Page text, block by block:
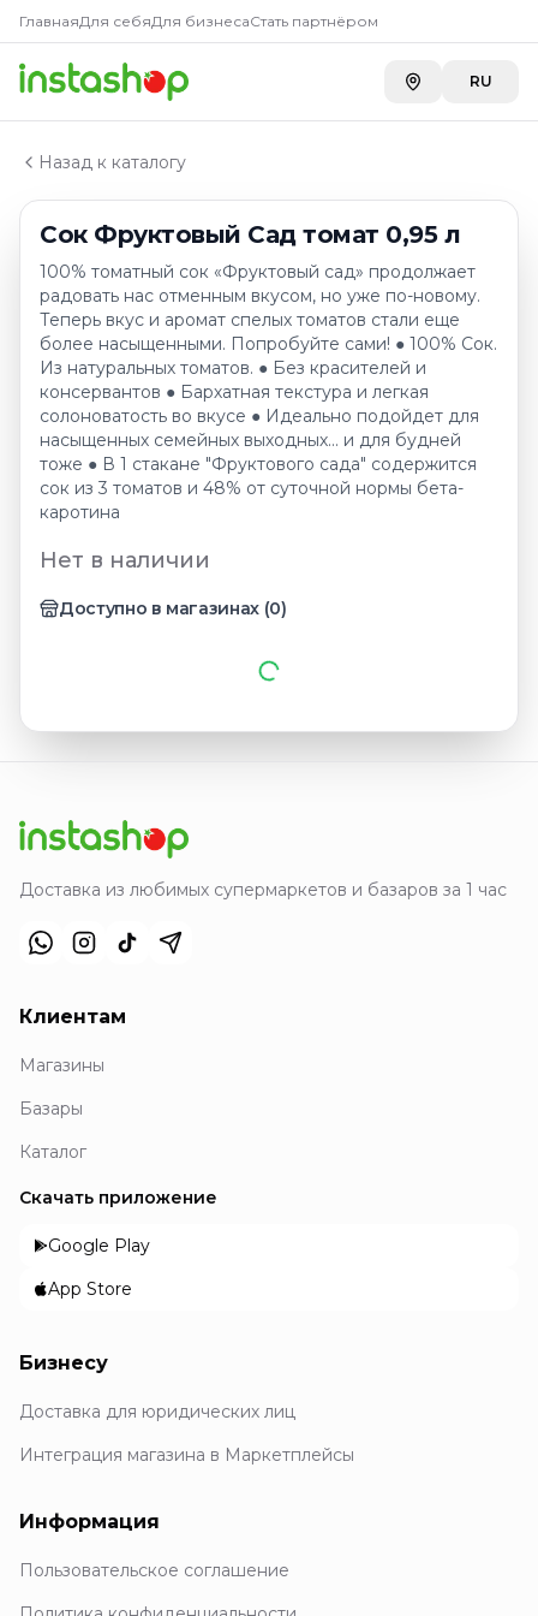
ГлавнаяДля себяДля бизнесаСтать партнёром
RU
Назад к каталогу
Сок Фруктовый Сад томат 0,95 л
100% томатный сок «Фруктовый сад» продолжает
радовать нас отменным вкусом, но уже по-новому.
Теперь вкус и аромат спелых томатов стали еще
более насыщенными. Попробуйте сами! ● 100% Сок.
Из натуральных томатов. ● Без красителей и
консервантов ● Бархатная текстура и легкая
cолоноватость во вкусе ● Идеально подойдет для
насыщенных семейных выходных... и для будней
тоже ● В 1 стакане "Фруктового сада" содержится
сок из 3 томатов и 48% от суточной нормы бета-
каротина
Нет в наличии
Доступно в магазинах (0)
Главная
Каталог
Соки
Сок Фруктовый Сад томат 0,95 л
Доставка из любимых супермаркетов и базаров за 1 час
Клиентам
Магазины
Базары
Каталог
Скачать приложение
Google Play
App Store
Бизнесу
Доставка для юридических лиц
Интеграция магазина в Маркетплейсы
Информация
Пользовательское соглашение